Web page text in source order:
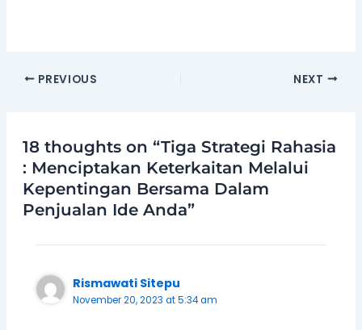
PREVIOUS NEXT
18 thoughts on “Tiga Strategi Rahasia
: Menciptakan Keterkaitan Melalui
Kepentingan Bersama Dalam
Penjualan Ide Anda”
Rismawati Sitepu
November 20, 2023 at 5:34 am